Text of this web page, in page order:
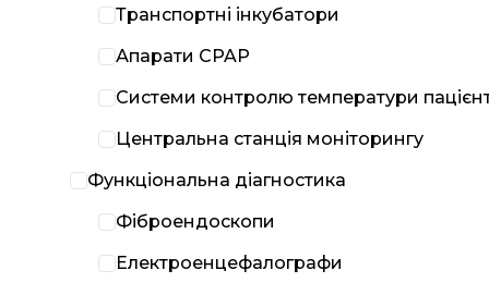
Транспортні інкубатори
Апарати CPAP
Системи контролю температури
Центральна станція моніторингу
Функціональна діагностика
Фіброендоскопи
Електроенцефалографи